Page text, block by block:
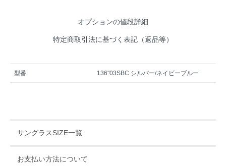
オプションの値段詳細
特定商取引法に基づく表記（返品等）
型番 136"03SBC シルバー/ネイビーブルー
サングラスSIZE一覧
お支払い方法について